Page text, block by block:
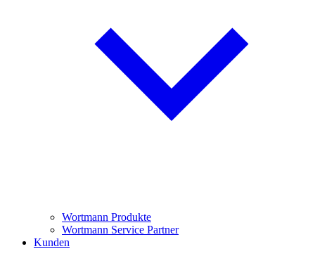
Wortmann Produkte
Wortmann Service Partner
Kunden